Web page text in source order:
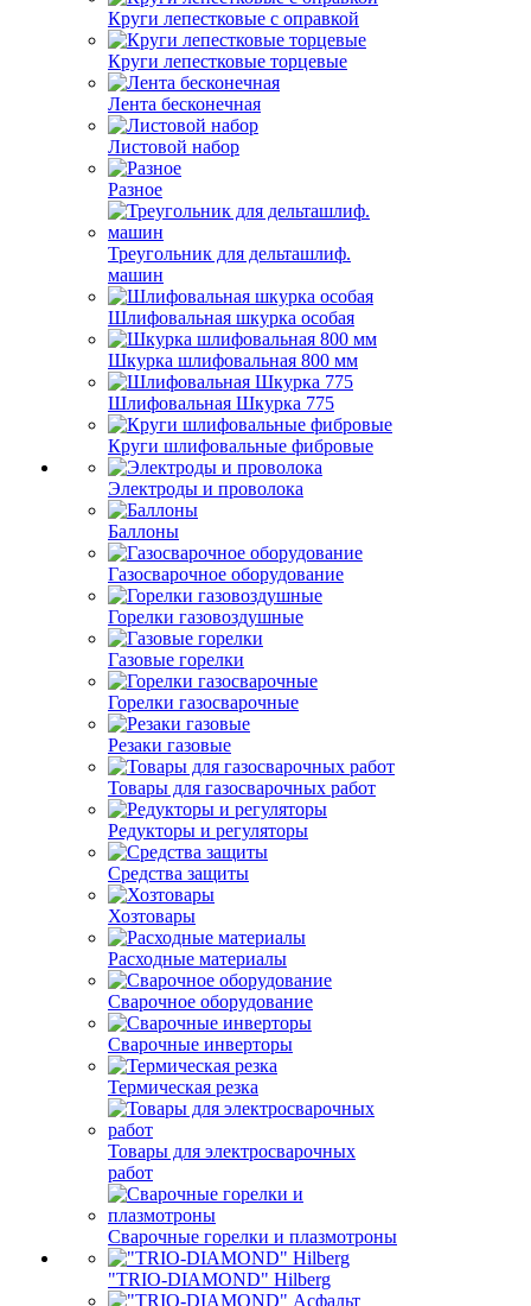
Круги лепестковые с оправкой
Круги лепестковые торцевые
Лента бесконечная
Листовой набор
Разное
Треугольник для дельташлиф.
машин
Шлифовальная шкурка особая
Шкурка шлифовальная 800 мм
Шлифовальная Шкурка 775
Круги шлифовальные фибровые
Электроды и проволока
Баллоны
Газосварочное оборудование
Горелки газовоздушные
Газовые горелки
Горелки газосварочные
Резаки газовые
Товары для газосварочных работ
Редукторы и регуляторы
Средства защиты
Хозтовары
Расходные материалы
Сварочное оборудование
Сварочные инверторы
Термическая резка
Товары для электросварочных
работ
Сварочные горелки и плазмотроны
"TRIO-DIAMOND" Hilberg